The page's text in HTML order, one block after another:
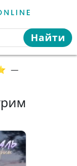
Найти
—